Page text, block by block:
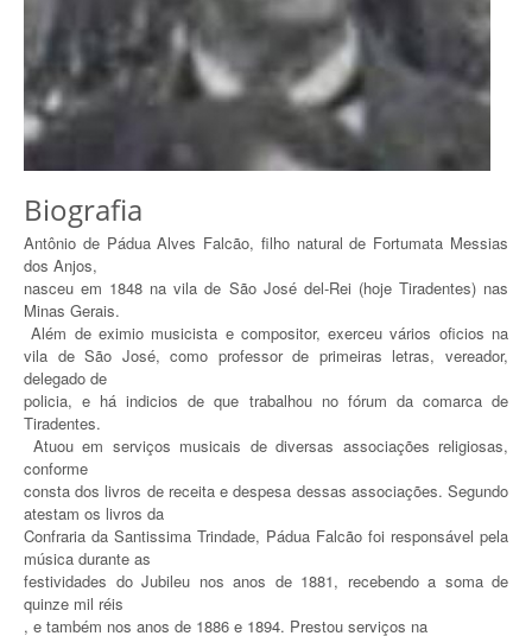
Biografia
Antônio de Pádua Alves Falcão, filho natural de Fortumata Messias
dos Anjos,
nasceu em 1848 na vila de São José del-Rei (hoje Tiradentes) nas
Minas Gerais.
Além de eximio musicista e compositor, exerceu vários oficios na
vila de São José, como professor de primeiras letras, vereador,
delegado de
policia, e há indicios de que trabalhou no fórum da comarca de
Tiradentes.
Atuou em serviços musicais de diversas associações religiosas,
conforme
consta dos livros de receita e despesa dessas associações. Segundo
atestam os livros da
Confraria da Santissima Trindade, Pádua Falcão foi responsável pela
música durante as
festividades do Jubileu nos anos de 1881, recebendo a soma de
quinze mil réis
, e também nos anos de 1886 e 1894. Prestou serviços na